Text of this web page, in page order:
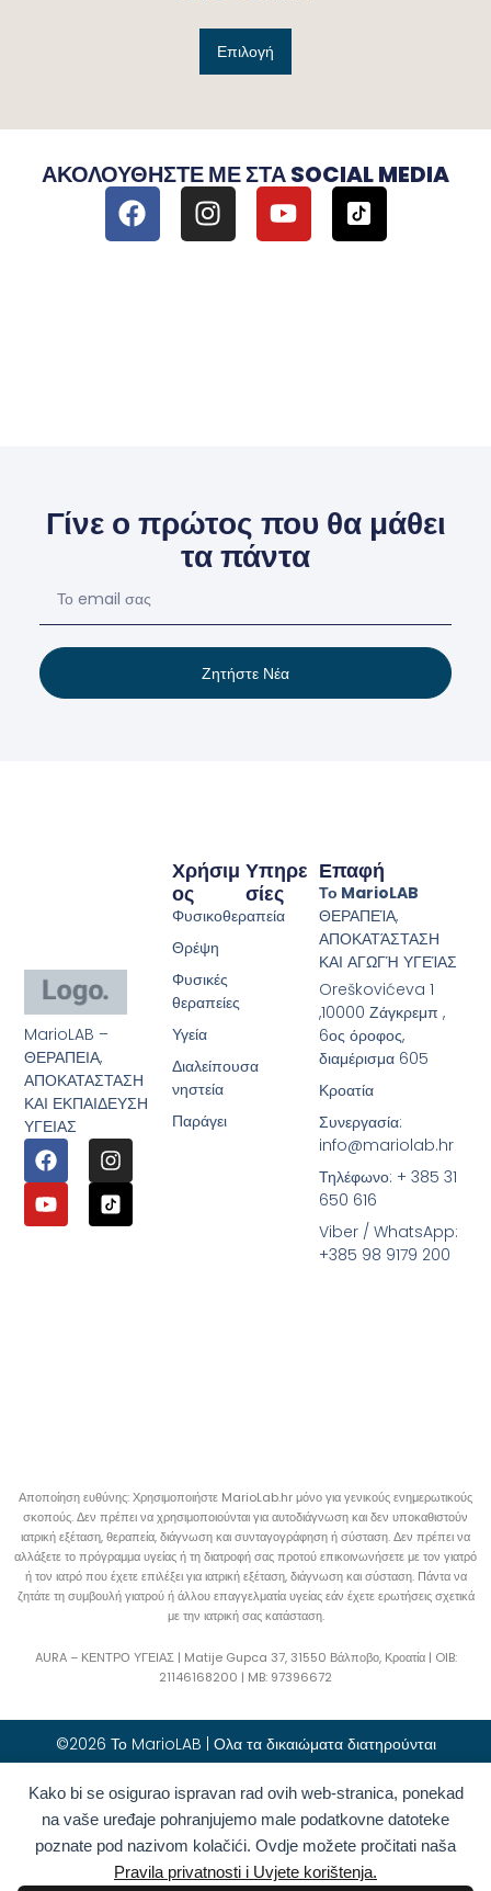
Kako bi se osigurao ispravan rad ovih web-stranica, ponekad
na vaše uređaje pohranjujemo male podatkovne datoteke
poznate pod nazivom kolačići. Ovdje možete pročitati naša
Pravila privatnosti i Uvjete korištenja.
Επιλογή
ΑΚΟΛΟΥΘΉΣΤΕ ΜΕ ΣΤΑ SOCIAL MEDIA
Γίνε ο πρώτος που θα μάθει
τα πάντα
Ζητήστε Νέα
MarioLAB –
ΘΕΡΑΠΕΙΑ,
ΑΠΟΚΑΤΑΣΤΑΣΗ
ΚΑΙ ΕΚΠΑΙΔΕΥΣΗ
ΥΓΕΙΑΣ
Υπηρε
Σίες
Χρήσιμ
Ος
Φυσικοθεραπεία
Θρέψη
Φυσικές
θεραπείες
Υγεία
Διαλείπουσα
νηστεία
Παράγει
Επαφή
Το MarioLAB
ΘΕΡΑΠΕΊΑ,
ΑΠΟΚΑΤΆΣΤΑΣΗ
ΚΑΙ ΑΓΩΓΉ ΥΓΕΊΑΣ
Oreškovićeva 1
,10000 Ζάγκρεμπ ,
6ος όροφος,
διαμέρισμα 605
Κροατία
Συνεργασία:
info@mariolab.hr
Τηλέφωνο: + 385 31
650 616
Viber / WhatsApp:
+385 98 9179 200
Αποποίηση ευθύνης: Χρησιμοποιήστε MarioLab.hr μόνο για γενικούς ενημερωτικούς
σκοπούς. Δεν πρέπει να χρησιμοποιούνται για αυτοδιάγνωση και δεν υποκαθιστούν
ιατρική εξέταση, θεραπεία, διάγνωση και συνταγογράφηση ή σύσταση. Δεν πρέπει να
αλλάξετε το πρόγραμμα υγείας ή τη διατροφή σας προτού επικοινωνήσετε με τον γιατρό
ή τον ιατρό που έχετε επιλέξει για ιατρική εξέταση, διάγνωση και σύσταση. Πάντα να
ζητάτε τη συμβουλή γιατρού ή άλλου επαγγελματία υγείας εάν έχετε ερωτήσεις σχετικά
με την ιατρική σας κατάσταση.
AURA – ΚΕΝΤΡΟ ΥΓΕΙΑΣ | Matije Gupca 37, 31550 Βάλποβο, Κροατία | OIB:
21146168200 | MB: 97396672
©2026 Το MarioLAB | Ολα τα δικαιώματα διατηρούνται
Hrvatski(Κροατικά ) English(Αγγλικά)
Deutsch( Γερμανικά) Polski(Πολωνικά)
Română( Ρουμανικά) Italiano (Ιταλικά)